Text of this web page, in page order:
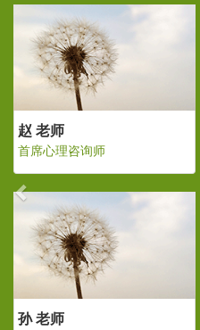
国家二级心理咨询师
Previous